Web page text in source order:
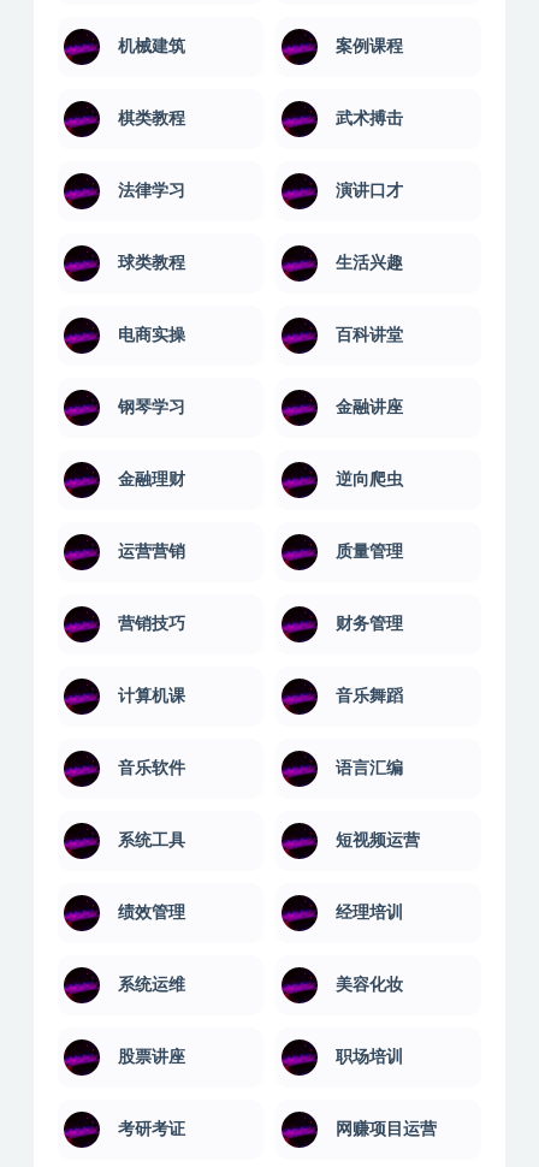
机械建筑 案例课程
棋类教程 武术搏击
法律学习 演讲口才
球类教程 生活兴趣
电商实操 百科讲堂
钢琴学习 金融讲座
金融理财 逆向爬虫
运营营销 质量管理
营销技巧 财务管理
计算机课 音乐舞蹈
音乐软件 语言汇编
系统工具 短视频运营
绩效管理 经理培训
系统运维 美容化妆
股票讲座 职场培训
考研考证 网赚项目运营